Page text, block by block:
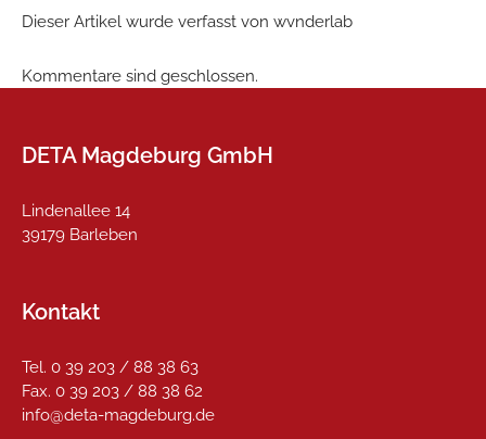
Dieser Artikel wurde verfasst von wvnderlab
Kommentare sind geschlossen.
DETA Magdeburg GmbH
Lindenallee 14
39179 Barleben
Kontakt
Tel. 0 39 203 / 88 38 63
Fax. 0 39 203 / 88 38 62
info@deta-magdeburg.de